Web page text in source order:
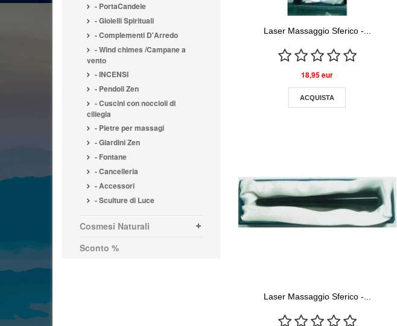
- PortaCandele
- Gioielli Spirituali
- Complementi D'Arredo
- Wind chimes /Campane a
vento
- INCENSI
- Pendoli Zen
- Cuscini con noccioli di
ciliegia
- Pietre per massagi
- Giardini Zen
- Fontane
- Cancelleria
- Accessori
- Sculture di Luce
Cosmesi Naturali
Sconto %
Laser Massaggio Sferico -...
18,95 eur
ACQUISTA
Laser Massaggio Sferico -...